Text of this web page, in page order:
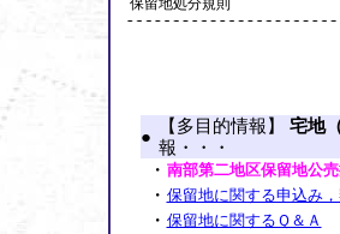
保留地処分規則
●
【多目的情報】
宅地
報・・・
・ 南部第二地区保留地公
・ 保留地に関する申込み
・ 保留地に関するＱ＆Ａ